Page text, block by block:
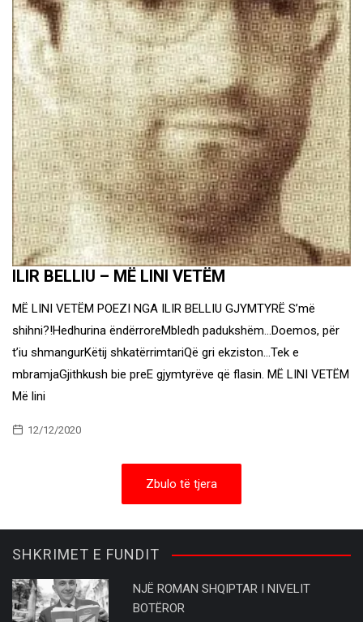
ILIR BELLIU – MË LINI VETËM
MË LINI VETËM POEZI NGA ILIR BELLIU GJYMTYRË S’më
shihni?!Hedhurina ëndërroreMbledh padukshëm…Doemos, për
t’iu shmangurKëtij shkatërrimtariQë gri ekziston…Tek e
mbramjaGjithkush bie preE gjymtyrëve që flasin. MË LINI VETËM
Më lini
12/12/2020
Zbulo të tjera
SHKRIMET E FUNDIT
NJË ROMAN SHQIPTAR I NIVELIT
BOTËROR